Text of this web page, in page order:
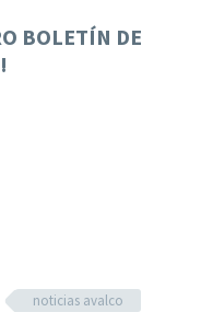
BOLETÍN DE
noticias avalco